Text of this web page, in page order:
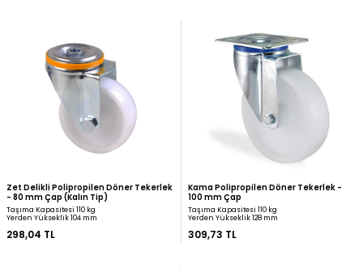
Emes Polipropilen Döner Tekerlek - 100
Taşıma Kapasitesi 110 kg
Yerden Yükseklik 128 mm
Kama Ağır Tip
Tekerlek - 80 mm Çap
Taşıma Kapasitesi 200 kg
Yerden Yükseklik 106 mm
260,03 TL